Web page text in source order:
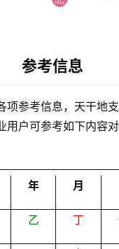
参考信息
项参考信息，天干地
用户可参考如下内容
年 月
乙 丁